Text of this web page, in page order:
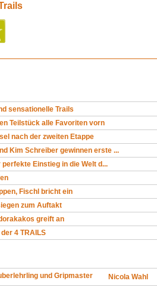
sensationelle Trails
Teilstück alle Favoriten vorn
nach der zweiten Etappe
Kim Schreiber gewinnen erste ...
Einstieg in die Welt d...
Fischl bricht ein
zum Auftakt
greift an
4 TRAILS
und Gripmaster Nicola Wahl